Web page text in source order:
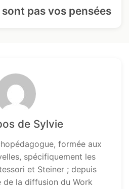
pas vos pensées
de Sylvie
formée aux
spécifiquement les
et Steiner ; depuis
de la diffusion du Work